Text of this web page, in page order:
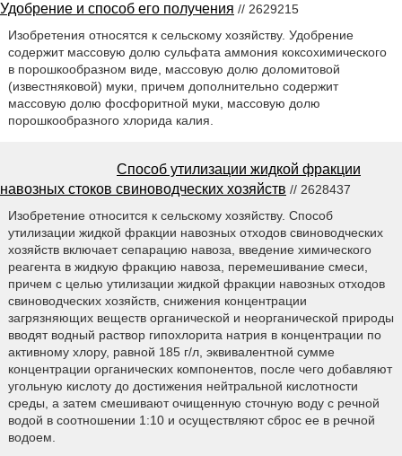
Удобрение и способ его получения // 2629215
Изобретения относятся к сельскому хозяйству. Удобрение
содержит массовую долю сульфата аммония коксохимического
в порошкообразном виде, массовую долю доломитовой
(известняковой) муки, причем дополнительно содержит
массовую долю фосфоритной муки, массовую долю
порошкообразного хлорида калия.
Способ утилизации жидкой фракции
навозных стоков свиноводческих хозяйств // 2628437
Изобретение относится к сельскому хозяйству. Способ
утилизации жидкой фракции навозных отходов свиноводческих
хозяйств включает сепарацию навоза, введение химического
реагента в жидкую фракцию навоза, перемешивание смеси,
причем с целью утилизации жидкой фракции навозных отходов
свиноводческих хозяйств, снижения концентрации
загрязняющих веществ органической и неорганической природы
вводят водный раствор гипохлорита натрия в концентрации по
активному хлору, равной 185 г/л, эквивалентной сумме
концентрации органических компонентов, после чего добавляют
угольную кислоту до достижения нейтральной кислотности
среды, а затем смешивают очищенную сточную воду с речной
водой в соотношении 1:10 и осуществляют сброс ее в речной
водоем.